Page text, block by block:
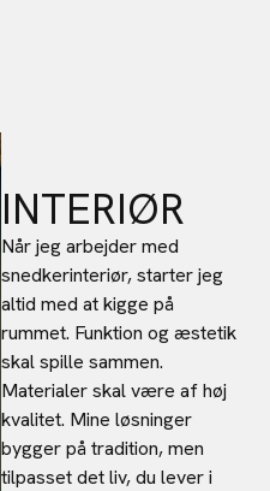
INTERIØR
Når jeg arbejder med
snedkerinteriør, starter jeg
altid med at kigge på
rummet. Funktion og æstetik
skal spille sammen.
Materialer skal være af høj
kvalitet. Mine løsninger
bygger på tradition, men
tilpasset det liv, du lever i